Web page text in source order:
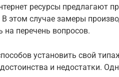
ресурсы предлагают
этом случае замеры
на перечень вопросов.
установить свой
и недостатки.